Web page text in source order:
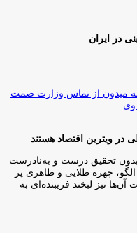
در ایران
میدون از تماس وزارت صمت
وی
در ویترین اقتصاد هستند
بدون تحقیق درست و به‌نادرست
الگو، چهره طلایی و ظاهری پر
نیز لبخند فریبنده‌ای به